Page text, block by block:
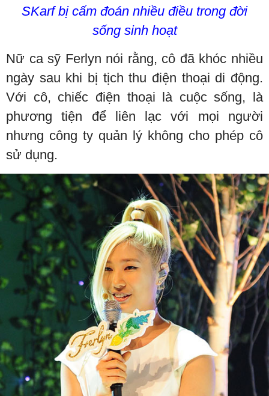
SKarf bị cấm đoán nhiều điều trong đời
sống sinh hoạt
Nữ ca sỹ Ferlyn nói rằng, cô đã khóc nhiều
ngày sau khi bị tịch thu điện thoại di động.
Với cô, chiếc điện thoại là cuộc sống, là
phương tiện để liên lạc với mọi người
nhưng công ty quản lý không cho phép cô
sử dụng.